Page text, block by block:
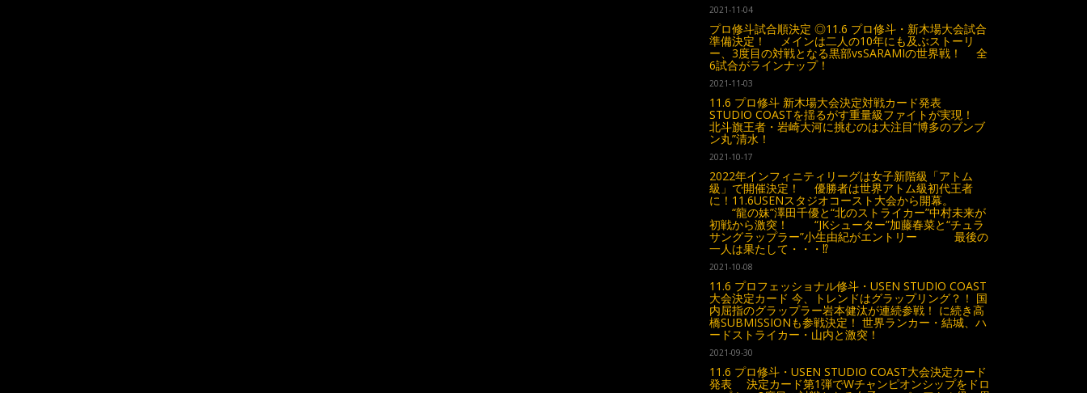
2021-11-04
プロ修斗試合順決定 ◎11.6 プロ修斗・新木場大会試合
準備決定！ メインは二人の10年にも及ぶストーリ
ー、3度目の対戦となる黒部vsSARAMIの世界戦！ 全
6試合がラインナップ！
2021-11-03
11.6 プロ修斗 新木場大会決定対戦カード発表
STUDIO COASTを揺るがす重量級ファイトが実現！
北斗旗王者・岩崎大河に挑むのは大注目“博多のブンブ
ン丸”清水！
2021-10-17
2022年インフィニティリーグは女子新階級「アトム
級」で開催決定！ 優勝者は世界アトム級初代王者
に！11.6USENスタジオコースト大会から開幕。
“龍の妹”澤田千優と“北のストライカー”中村未来が
初戦から激突！ “JKシューター”加藤春菜と“チュラ
サングラップラー”小生由紀がエントリー 最後の
一人は果たして・・・⁉︎
2021-10-08
11.6 プロフェッショナル修斗・USEN STUDIO COAST
大会決定カード 今、トレンドはグラップリング？！ 国
内屈指のグラップラー岩本健汰が連続参戦！ に続き高
橋SUBMISSIONも参戦決定！ 世界ランカー・結城、ハ
ードストライカー・山内と激突！
2021-09-30
11.6 プロ修斗・USEN STUDIO COAST大会決定カード
発表 決定カード第1弾でWチャンピオンシップをドロ